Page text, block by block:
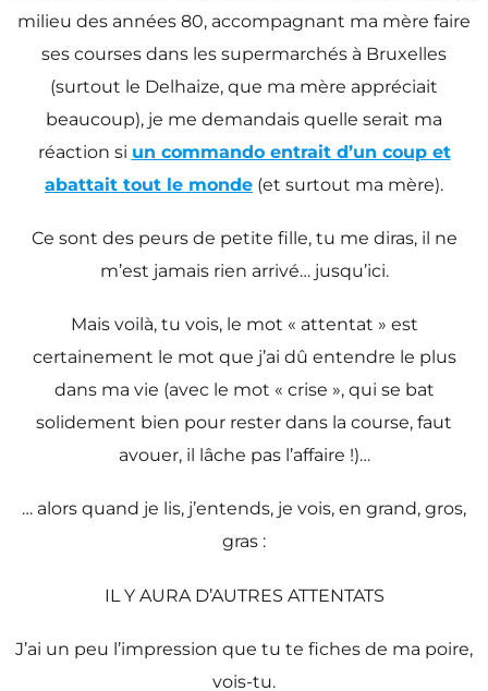
milieu des années 80, accompagnant ma mère faire
ses courses dans les supermarchés à Bruxelles
(surtout le Delhaize, que ma mère appréciait
beaucoup), je me demandais quelle serait ma
réaction si un commando entrait d’un coup et
abattait tout le monde (et surtout ma mère).
Ce sont des peurs de petite fille, tu me diras, il ne
m’est jamais rien arrivé… jusqu’ici.
Mais voilà, tu vois, le mot « attentat » est
certainement le mot que j’ai dû entendre le plus
dans ma vie (avec le mot « crise », qui se bat
solidement bien pour rester dans la course, faut
avouer, il lâche pas l’affaire !)…
… alors quand je lis, j’entends, je vois, en grand, gros,
gras :
IL Y AURA D’AUTRES ATTENTATS
J’ai un peu l’impression que tu te fiches de ma poire,
vois-tu.